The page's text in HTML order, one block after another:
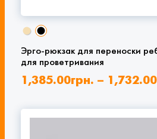
Эрго-рюкзак для переноски
для проветривания
1,385.00грн. – 1,732.00